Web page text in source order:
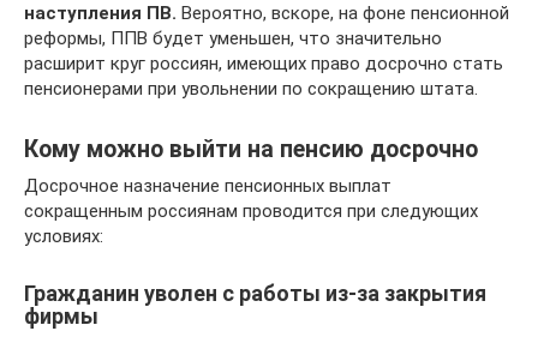
наступления ПВ. Вероятно, вскоре, на фоне пенсионной
реформы, ППВ будет уменьшен, что значительно
расширит круг россиян, имеющих право досрочно стать
пенсионерами при увольнении по сокращению штата.
Кому можно выйти на пенсию досрочно
Досрочное назначение пенсионных выплат
сокращенным россиянам проводится при следующих
условиях:
Гражданин уволен с работы из-за закрытия
фирмы